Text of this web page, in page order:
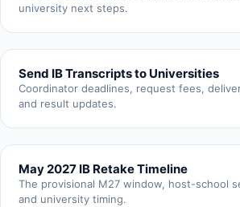
university next steps.
Send IB Transcripts to Universities
Coordinator deadlines, request fees,
and result updates.
May 2027 IB Retake Timeline
The provisional M27 window, host-school
and university timing.